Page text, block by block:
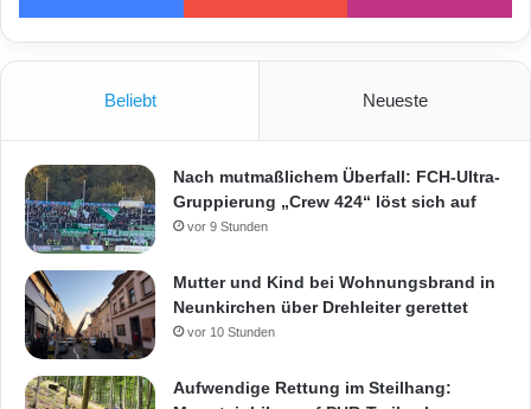
Beliebt Neueste
Nach mutmaßlichem Überfall: FCH-Ultra-
Gruppierung „Crew 424“ löst sich auf
vor 9 Stunden
Mutter und Kind bei Wohnungsbrand in
Neunkirchen über Drehleiter gerettet
vor 10 Stunden
Aufwendige Rettung im Steilhang: